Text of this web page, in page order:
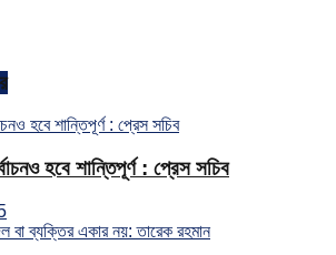
হবে শান্তিপূর্ণ : প্রেস সচিব